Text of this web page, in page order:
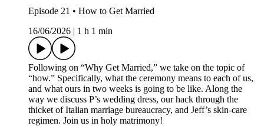
Episode 21 • How to Get Married
16/06/2026 | 1 h 1 min
Following on “Why Get Married,” we take on the topic of
“how.” Specifically, what the ceremony means to each of us,
and what ours in two weeks is going to be like. Along the
way we discuss P’s wedding dress, our hack through the
thicket of Italian marriage bureaucracy, and Jeff’s skin-care
regimen. Join us in holy matrimony!